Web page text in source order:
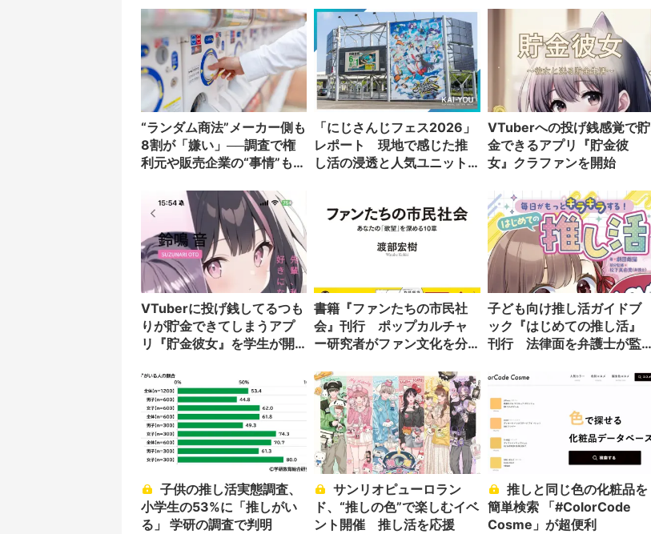
“ランダム商法”メーカー側も
8割が「嫌い」──調査で権
利元や販売企業の“事情”も判
「にじさんじフェス2026」
レポート 現地で感じた推
し活の浸透と人気ユニット
VTuberへの投げ銭感覚で貯
金できるアプリ『貯金彼
女』クラファンを開始
VTuberに投げ銭してるつも
りが貯金できてしまうアプ
リ『貯金彼女』を学生が開
書籍『ファンたちの市民社
会』刊行 ポップカルチャ
ー研究者がファン文化を分
子ども向け推し活ガイドブ
ック『はじめての推し活』
刊行 法律面を弁護士が監
小学生の53%に「推しがい
る」 学研の調査で判明
サンリオピューロラン
ド、“推しの色”で楽しむイベ
ント開催 推し活を応援
簡単検索 「#ColorCode
Cosme」が超便利